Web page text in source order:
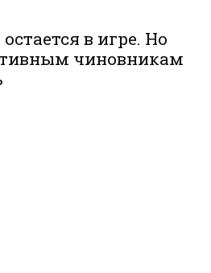
в игре. Но
чиновникам